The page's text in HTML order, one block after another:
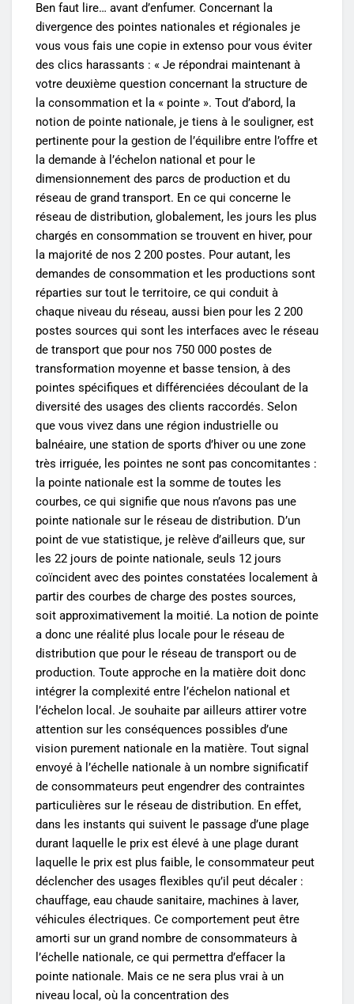
Ben faut lire… avant d’enfumer. Concernant la
divergence des pointes nationales et régionales je
vous vous fais une copie in extenso pour vous éviter
des clics harassants : « Je répondrai maintenant à
votre deuxième question concernant la structure de
la consommation et la « pointe ». Tout d’abord, la
notion de pointe nationale, je tiens à le souligner, est
pertinente pour la gestion de l’équilibre entre l’offre et
la demande à l’échelon national et pour le
dimensionnement des parcs de production et du
réseau de grand transport. En ce qui concerne le
réseau de distribution, globalement, les jours les plus
chargés en consommation se trouvent en hiver, pour
la majorité de nos 2 200 postes. Pour autant, les
demandes de consommation et les productions sont
réparties sur tout le territoire, ce qui conduit à
chaque niveau du réseau, aussi bien pour les 2 200
postes sources qui sont les interfaces avec le réseau
de transport que pour nos 750 000 postes de
transformation moyenne et basse tension, à des
pointes spécifiques et différenciées découlant de la
diversité des usages des clients raccordés. Selon
que vous vivez dans une région industrielle ou
balnéaire, une station de sports d’hiver ou une zone
très irriguée, les pointes ne sont pas concomitantes :
la pointe nationale est la somme de toutes les
courbes, ce qui signifie que nous n’avons pas une
pointe nationale sur le réseau de distribution. D’un
point de vue statistique, je relève d’ailleurs que, sur
les 22 jours de pointe nationale, seuls 12 jours
coïncident avec des pointes constatées localement à
partir des courbes de charge des postes sources,
soit approximativement la moitié. La notion de pointe
a donc une réalité plus locale pour le réseau de
distribution que pour le réseau de transport ou de
production. Toute approche en la matière doit donc
intégrer la complexité entre l’échelon national et
l’échelon local. Je souhaite par ailleurs attirer votre
attention sur les conséquences possibles d’une
vision purement nationale en la matière. Tout signal
envoyé à l’échelle nationale à un nombre significatif
de consommateurs peut engendrer des contraintes
particulières sur le réseau de distribution. En effet,
dans les instants qui suivent le passage d’une plage
durant laquelle le prix est élevé à une plage durant
laquelle le prix est plus faible, le consommateur peut
déclencher des usages flexibles qu’il peut décaler :
chauffage, eau chaude sanitaire, machines à laver,
véhicules électriques. Ce comportement peut être
amorti sur un grand nombre de consommateurs à
l’échelle nationale, ce qui permettra d’effacer la
pointe nationale. Mais ce ne sera plus vrai à un
niveau local, où la concentration des